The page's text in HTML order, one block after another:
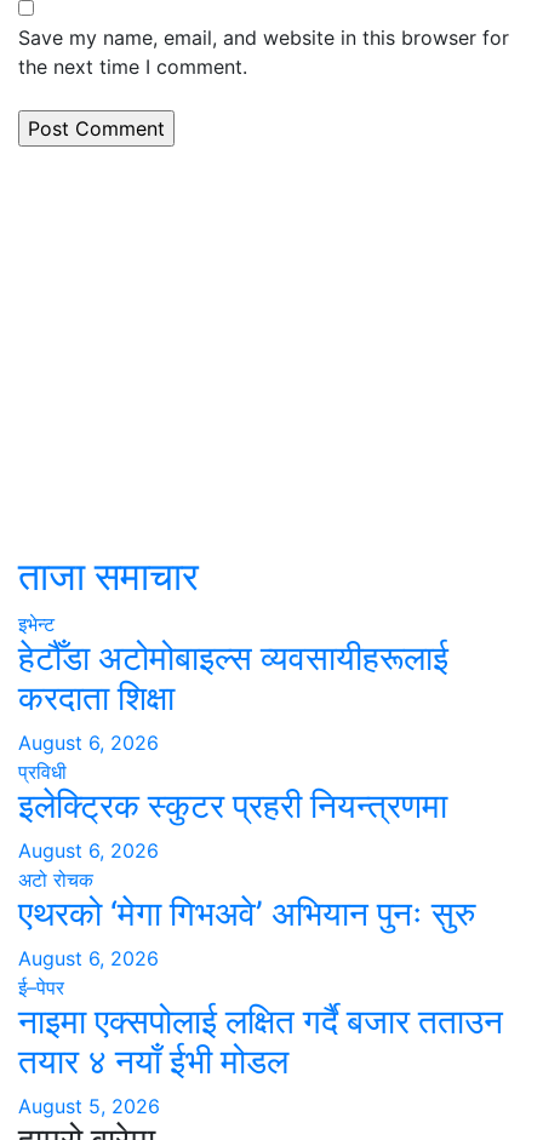
Save my name, email, and website in this browser for
the next time I comment.
ताजा समाचार
इभेन्ट
हेटौँडा अटोमोबाइल्स व्यवसायीहरूलाई
करदाता शिक्षा
August 6, 2026
प्रविधी
इलेक्ट्रिक स्कुटर प्रहरी नियन्त्रणमा
August 6, 2026
अटो रोचक
एथरको ‘मेगा गिभअवे’ अभियान पुनः सुरु
August 6, 2026
ई–पेपर
नाइमा एक्सपोलाई लक्षित गर्दै बजार तताउन
तयार ४ नयाँ ईभी मोडल
August 5, 2026